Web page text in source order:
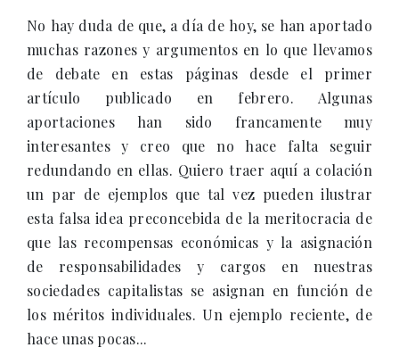
No hay duda de que, a día de hoy, se han aportado
muchas razones y argumentos en lo que llevamos
de debate en estas páginas desde el primer
artículo publicado en febrero. Algunas
aportaciones han sido francamente muy
interesantes y creo que no hace falta seguir
redundando en ellas. Quiero traer aquí a colación
un par de ejemplos que tal vez pueden ilustrar
esta falsa idea preconcebida de la meritocracia de
que las recompensas económicas y la asignación
de responsabilidades y cargos en nuestras
sociedades capitalistas se asignan en función de
los méritos individuales. Un ejemplo reciente, de
hace unas pocas...